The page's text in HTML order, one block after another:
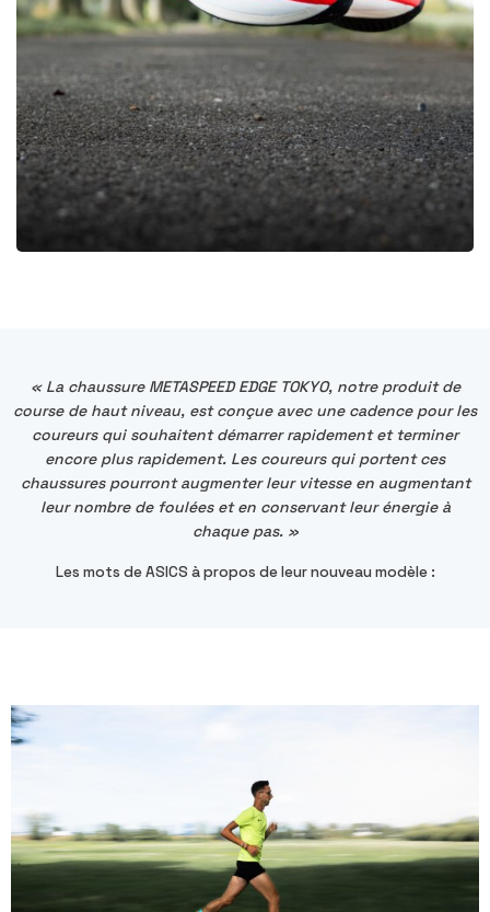
« La chaussure METASPEED EDGE TOKYO, notre produit de
course de haut niveau, est conçue avec une cadence pour les
coureurs qui souhaitent démarrer rapidement et terminer
encore plus rapidement. Les coureurs qui portent ces
chaussures pourront augmenter leur vitesse en augmentant
leur nombre de foulées et en conservant leur énergie à
chaque pas. »
Les mots de ASICS à propos de leur nouveau modèle :